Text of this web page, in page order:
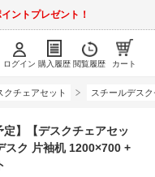
ントプレゼント！
ログイン 購入履歴 閲覧履歴 カート
クチェアセット スチールデス
定】【デスクチェアセッ
スク 片袖机 1200×700 +